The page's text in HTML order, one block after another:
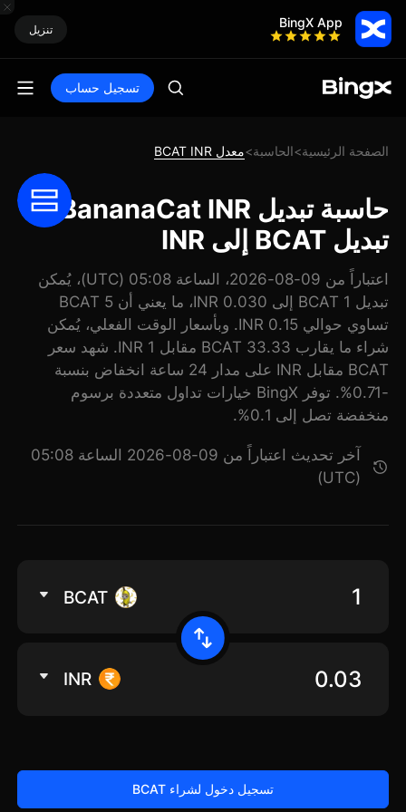
BingX App تنزيل
تسجيل حساب
الصفحة الرئيسية>الحاسبة>معدل BCAT INR
حاسبة تبديل BananaCat INR:
تبديل BCAT إلى INR
اعتباراً من 09-08-2026، الساعة 05:08 (UTC)، يُمكن
تبديل 1 BCAT إلى 0.030 INR، ما يعني أن 5 BCAT
تساوي حوالي 0.15 INR. وبأسعار الوقت الفعلي، يُمكن
شراء ما يقارب 33.33 BCAT مقابل 1 INR. شهد سعر
BCAT مقابل INR على مدار 24 ساعة انخفاض بنسبة
-0.71%. توفر BingX خيارات تداول متعددة برسوم
منخفضة تصل إلى 0.1%.
آخر تحديث اعتباراً من 09-08-2026 الساعة 05:08
(UTC)
BCAT
INR
تسجيل دخول لشراء BCAT